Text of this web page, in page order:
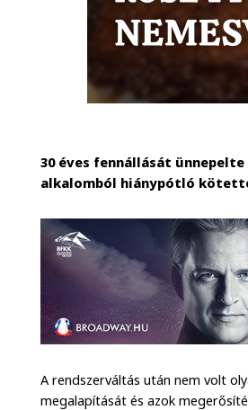
30 éves fennállását
alkalomból hiánypótló
A rendszerváltás után nem volt
megalapítását és azok